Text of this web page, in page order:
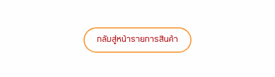
กลับสู่หน้ารายการสินค้า